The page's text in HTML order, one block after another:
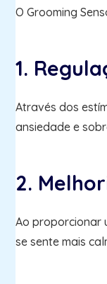
O Grooming
1.
Através dos
ansiedade e
2.
Ao proporcionar
se sente mais